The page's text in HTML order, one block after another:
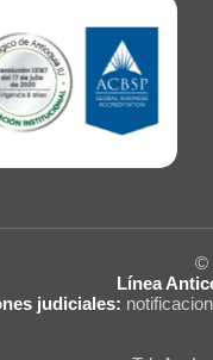
©
Línea
judiciales: